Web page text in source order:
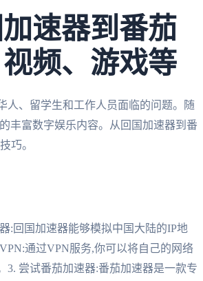
速器到番茄
频、游戏等
人、留学生和工作人员面临的问题。随
丰富数字娱乐内容。从回国加速器到番
巧。
:回国加速器能够模拟中国大陆的IP地
通过VPN服务,你可以将自己的网络
3. 尝试番茄加速器:番茄加速器是一款专